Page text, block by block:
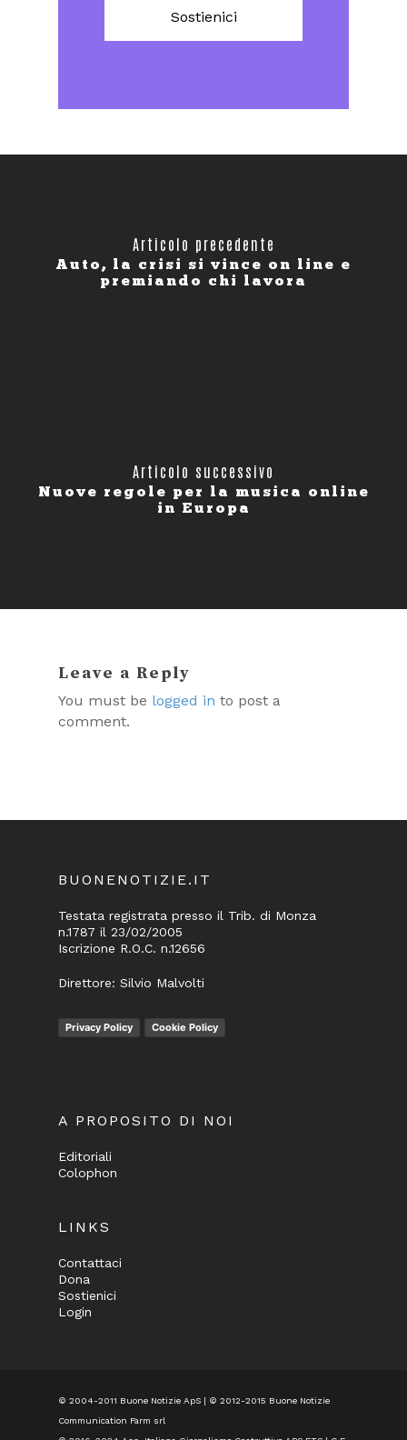
Sostienici
Articolo precedente
Auto, la crisi si vince on line e
premiando chi lavora
Articolo successivo
Nuove regole per la musica online
in Europa
Leave a Reply
You must be logged in to post a
comment.
BUONENOTIZIE.IT
Testata registrata presso il Trib. di Monza
n.1787 il 23/02/2005
Iscrizione R.O.C. n.12656
Direttore: Silvio Malvolti
Privacy Policy Cookie Policy
A PROPOSITO DI NOI
Editoriali
Colophon
LINKS
Contattaci
Dona
Sostienici
Login
© 2004-2011 Buone Notizie ApS | © 2012-2015 Buone Notizie
Communication Farm srl